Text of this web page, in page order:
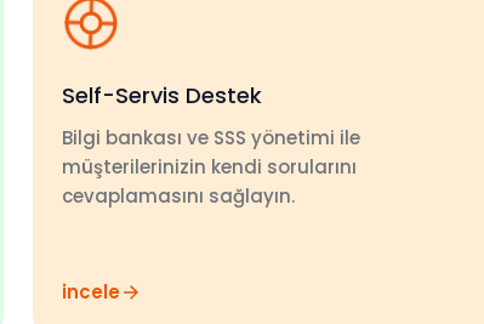
Self-Servis Destek
Bilgi bankası ve SSS yönetimi ile
müşterilerinizin kendi sorularını
cevaplamasını sağlayın.
incele